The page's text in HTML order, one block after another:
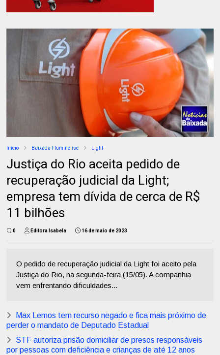
Início Baixada Fluminense Light
Justiça do Rio aceita pedido de
recuperação judicial da Light;
empresa tem dívida de cerca de R$
11 bilhões
0 Editora Isabela 16 de maio de 2023
O pedido de recuperação judicial da Light foi aceito pela
Justiça do Rio, na segunda-feira (15/05). A companhia
vem enfrentando dificuldades...
Max Lemos tem recurso negado e fica mais próximo de
perder o mandato de Deputado Estadual
STF autoriza prisão domiciliar de presos responsáveis
por pessoas com deficiência e crianças de até 12 anos